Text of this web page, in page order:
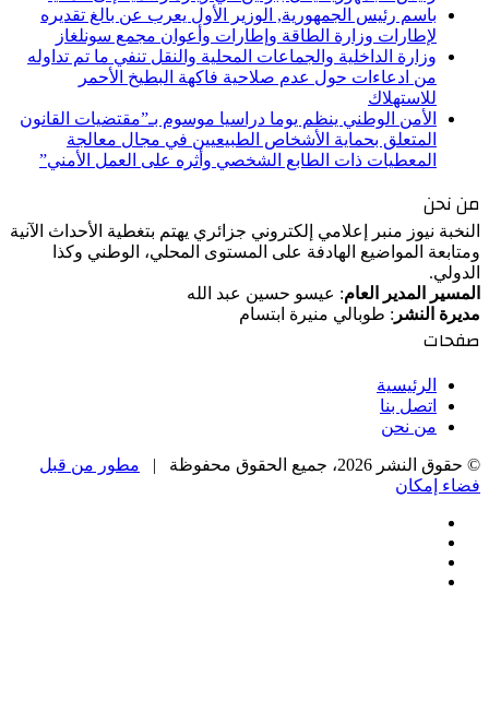
باسم رئيس الجمهورية, الوزير الأول يعرب عن بالغ تقديره
لإطارات وزارة الطاقة وإطارات وأعوان مجمع سونلغاز
وزارة الداخلية والجماعات المحلية والنقل تنفي ما تم تداوله
من ادعاءات حول عدم صلاحية فاكهة البطيخ الأحمر
للاستهلاك
الأمن الوطني ينظم يوما دراسيا موسوم بـ”مقتضيات القانون
المتعلق بحماية الأشخاص الطبيعيين في مجال معالجة
المعطيات ذات الطابع الشخصي وأثره على العمل الأمني”
من نحن
النخبة نيوز منبر إعلامي إلكتروني جزائري يهتم بتغطية الأحداث الآنية
ومتابعة المواضيع الهادفة على المستوى المحلي، الوطني وكذا
الدولي.
المسير المدير العام: عيسو حسين عبد الله
مديرة النشر : طوبالي منيرة ابتسام
صفحات
الرئيسية
اتصل بنا
من نحن
© حقوق النشر 2026، جميع الحقوق محفوظة |
مطور من قبل
فضاء إمكان